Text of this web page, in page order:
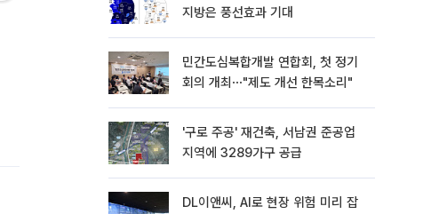
지방은 풍선효과 기대
민간도심복합개발 연합회, 첫 정기
회의 개최⋯"제도 개선 한목소리"
'구로 주공' 재건축, 서남권 준공업
지역에 3289가구 공급
DL이앤씨, AI로 현장 위험 미리 잡